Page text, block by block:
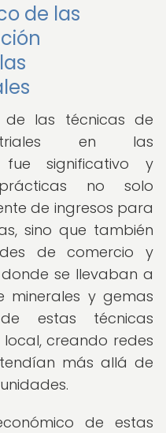
de las
de las técnicas de
en las
fue significativo y
no solo
de ingresos para
sino que también
de comercio y
se llevaban a
minerales y gemas
estas técnicas
creando redes
más allá de
de estas